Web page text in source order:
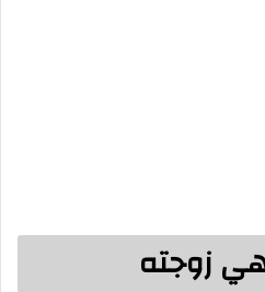
زوجته